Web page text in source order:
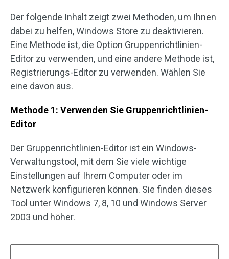
Der folgende Inhalt zeigt zwei Methoden, um Ihnen
dabei zu helfen, Windows Store zu deaktivieren.
Eine Methode ist, die Option Gruppenrichtlinien-
Editor zu verwenden, und eine andere Methode ist,
Registrierungs-Editor zu verwenden. Wählen Sie
eine davon aus.
Methode 1: Verwenden Sie Gruppenrichtlinien-
Editor
Der Gruppenrichtlinien-Editor ist ein Windows-
Verwaltungstool, mit dem Sie viele wichtige
Einstellungen auf Ihrem Computer oder im
Netzwerk konfigurieren können. Sie finden dieses
Tool unter Windows 7, 8, 10 und Windows Server
2003 und höher.